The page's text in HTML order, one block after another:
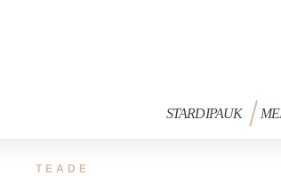
STARDIPAUK
TEADE